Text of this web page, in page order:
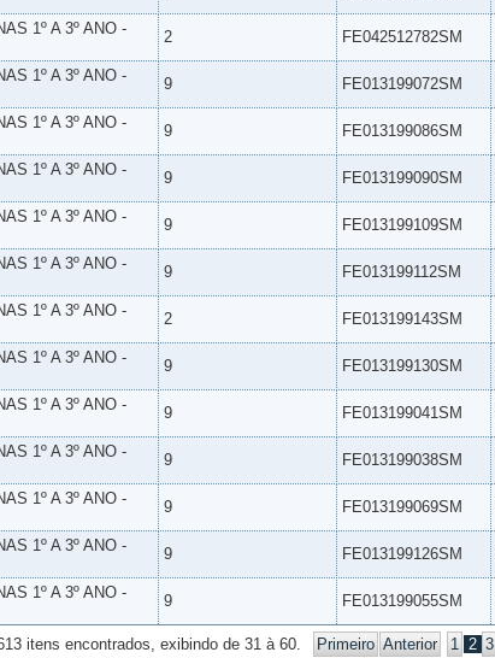
1º A 3º ANO -
2 FE042512782SM
1º A 3º ANO -
9 FE013199072SM
1º A 3º ANO -
9 FE013199086SM
1º A 3º ANO -
9 FE013199090SM
1º A 3º ANO -
9 FE013199109SM
1º A 3º ANO -
9 FE013199112SM
1º A 3º ANO -
2 FE013199143SM
1º A 3º ANO -
9 FE013199130SM
1º A 3º ANO -
9 FE013199041SM
1º A 3º ANO -
9 FE013199038SM
1º A 3º ANO -
9 FE013199069SM
1º A 3º ANO -
9 FE013199126SM
1º A 3º ANO -
9 FE013199055SM
itens encontrados, exibindo de 31 à 60. Primeiro Anterior 1 2 3